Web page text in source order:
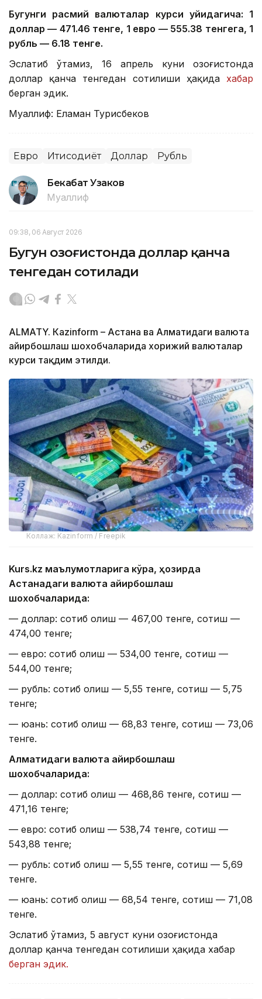
Бугунги расмий валюталар курси қуйидагича: 1
доллар — 471.46 тенге, 1 евро — 555.38 тенгега, 1
рубль — 6.18 тенге.
Эслатиб ўтамиз, 16 апрель куни Қозоғистонда
доллар қанча тенгедан сотилиши ҳақидахабар
берган эдик.
Муаллиф: Еламан Турисбеков
Евро Иқтисодиёт Доллар Рубль
Бекабат Узаков
Муаллиф
09:38, 06 Август 2026
Бугун Қозоғистонда доллар қанча
тенгедан сотилади
ALMATY. Кazinform – Астана ва Алматидаги валюта
айирбошлаш шохобчаларида хорижий валюталар
курси тақдим этилди.
Коллаж: Kazinform / Freepik
Kurs.kz маълумотларига кўра, ҳозирда
Астанадаги валюта айирбошлаш
шохобчаларида:
— доллар: сотиб олиш — 467,00 тенге, сотиш —
474,00 тенге;
— евро: сотиб олиш — 534,00 тенге, сотиш —
544,00 тенге;
— рубль: сотиб олиш — 5,55 тенге, сотиш — 5,75
тенге;
— юань: сотиб олиш — 68,83 тенге, сотиш — 73,06
тенге.
Алматидаги валюта айирбошлаш
шохобчаларида:
— доллар: сотиб олиш — 468,86 тенге, сотиш —
471,16 тенге;
— евро: сотиб олиш — 538,74 тенге, сотиш —
543,88 тенге;
— рубль: сотиб олиш — 5,55 тенге, сотиш — 5,69
тенге.
— юань: сотиб олиш — 68,54 тенге, сотиш — 71,08
тенге.
Эслатиб ўтамиз, 5 август куни Қозоғистонда
доллар қанча тенгедан сотилиши ҳақида хабар
берган эдик.